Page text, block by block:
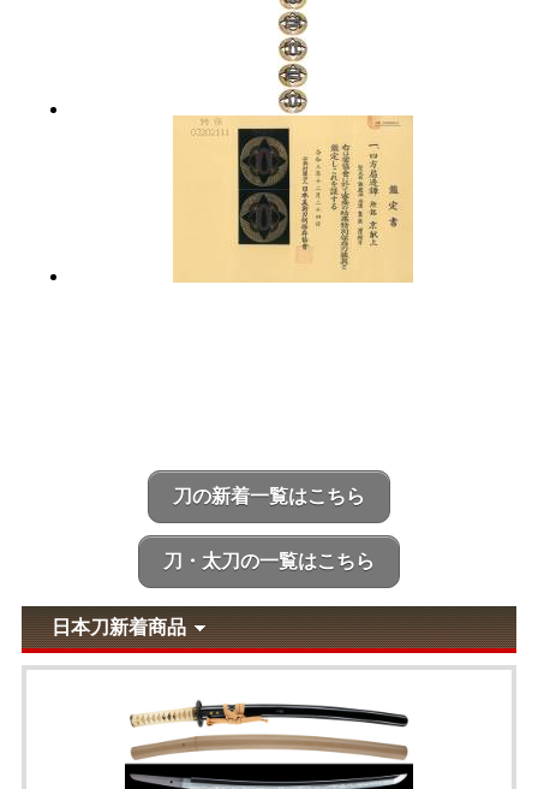
刀の新着一覧はこちら
刀・太刀の一覧はこちら
日本刀新着商品